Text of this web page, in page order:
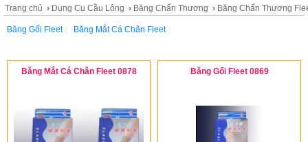
Trang chủ › Dụng Cụ Cầu Lông › Băng Chấn Thương › Băng Chấn Thương
Băng Gối Fleet Băng Mắt Cá Chân Fleet
Băng Mắt Cá Chân Fleet 0878 Băng Gối Fleet 0869